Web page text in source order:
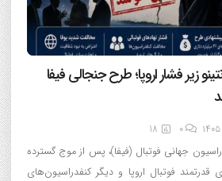
زیر فشار اروپا؛ طرح جنجالی فیفا
0
18
جهانی فوتبال (فیفا)، پس از موج گسترده
فوتبال اروپا و دیگر کنفدراسیون‌های